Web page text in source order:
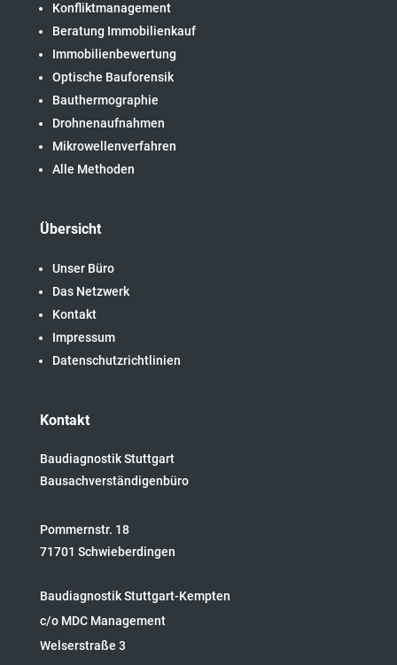
Konfliktmanagement
Beratung Immobilienkauf
Immobilienbewertung
Optische Bauforensik
Bauthermographie
Drohnenaufnahmen
Mikrowellenverfahren
Alle Methoden
Übersicht
Unser Büro
Das Netzwerk
Kontakt
Impressum
Datenschutzrichtlinien
Kontakt
Baudiagnostik Stuttgart
Bausachverständigenbüro
Pommernstr. 18
71701 Schwieberdingen
Baudiagnostik Stuttgart-Kempten
c/o MDC Management
Welserstraße 3